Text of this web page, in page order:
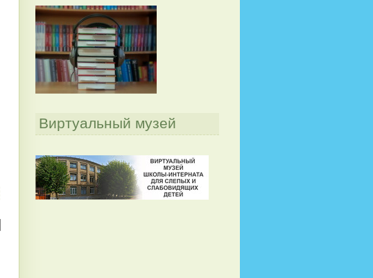
Виртуальный музей